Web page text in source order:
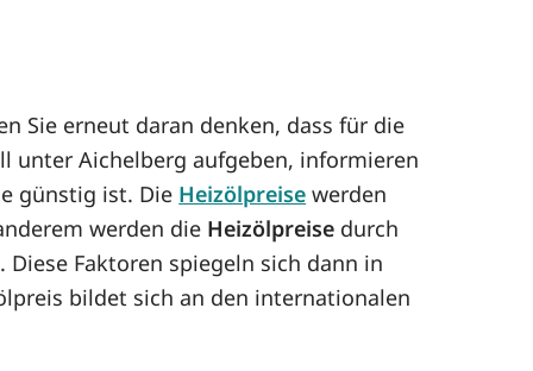
Sie erneut daran denken, dass für die
unter Aichelberg aufgeben, informieren
günstig ist. Die Heizölpreise werden
werden die Heizölpreise durch
Faktoren spiegeln sich dann in
bildet sich an den internationalen